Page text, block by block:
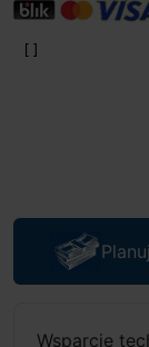
Wsparcie